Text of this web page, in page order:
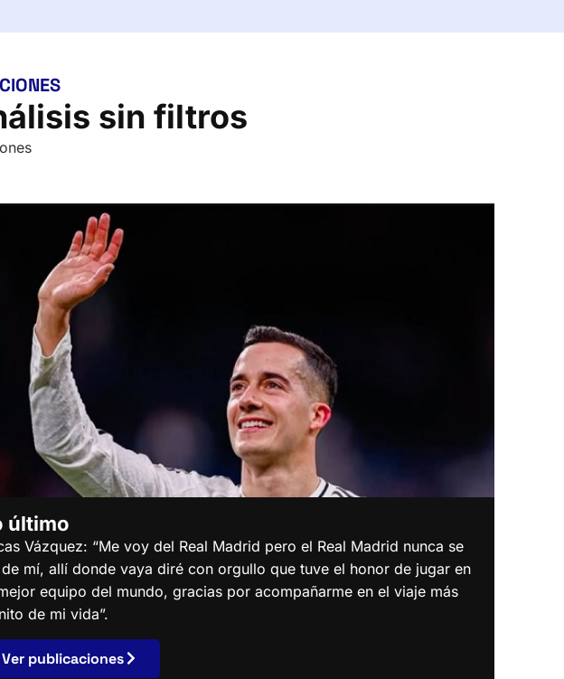
sin filtros
último
Vázquez: “Me voy del Real Madrid pero el Real Madrid nunca se
mí, allí donde vaya diré con orgullo que tuve el honor de jugar en
equipo del mundo, gracias por acompañarme en el viaje más
de mi vida”.
Ver publicaciones